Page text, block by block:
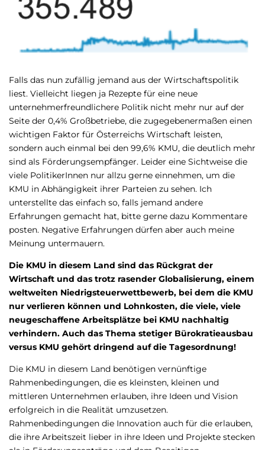
Falls das nun zufällig jemand aus der Wirtschaftspolitik
liest. Vielleicht liegen ja Rezepte für eine neue
unternehmerfreundlichere Politik nicht mehr nur auf der
Seite der 0,4% Großbetriebe, die zugegebenermaßen einen
wichtigen Faktor für Österreichs Wirtschaft leisten,
sondern auch einmal bei den 99,6% KMU, die deutlich mehr
sind als Förderungsempfänger. Leider eine Sichtweise die
viele PolitikerInnen nur allzu gerne einnehmen, um die
KMU in Abhängigkeit ihrer Parteien zu sehen. Ich
unterstellte das einfach so, falls jemand andere
Erfahrungen gemacht hat, bitte gerne dazu Kommentare
posten. Negative Erfahrungen dürfen aber auch meine
Meinung untermauern.
Die KMU in diesem Land sind das Rückgrat der
Wirtschaft und das trotz rasender Globalisierung, einem
weltweiten Niedrigsteuerwettbewerb, bei dem die KMU
nur verlieren können und Lohnkosten, die viele, viele
neugeschaffene Arbeitsplätze bei KMU nachhaltig
verhindern. Auch das Thema stetiger Bürokratieausbau
versus KMU gehört dringend auf die Tagesordnung!
Die KMU in diesem Land benötigen vernünftige
Rahmenbedingungen, die es kleinsten, kleinen und
mittleren Unternehmen erlauben, ihre Ideen und Vision
erfolgreich in die Realität umzusetzen.
Rahmenbedingungen die Innovation auch für die erlauben,
die ihre Arbeitszeit lieber in ihre Ideen und Projekte stecken